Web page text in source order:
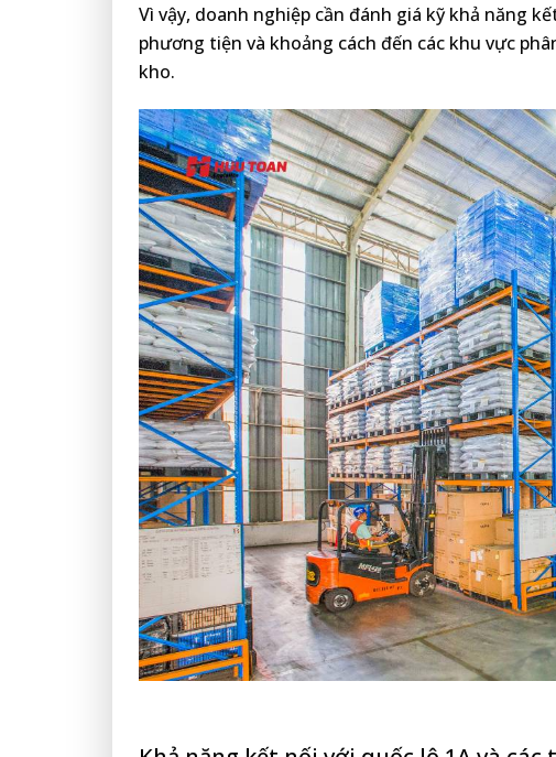
Vì vậy, doanh nghiệp cần đánh giá kỹ khả năng
phương tiện và khoảng cách đến các khu vực
kho.